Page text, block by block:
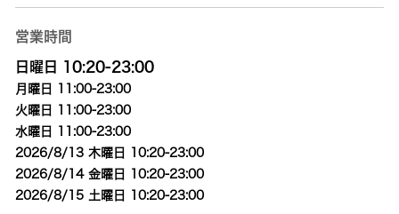
営業時間
日曜日 10:20-23:00
月曜日 11:00-23:00
火曜日 11:00-23:00
水曜日 11:00-23:00
2026/8/13 木曜日 10:20-23:00
2026/8/14 金曜日 10:20-23:00
2026/8/15 土曜日 10:20-23:00